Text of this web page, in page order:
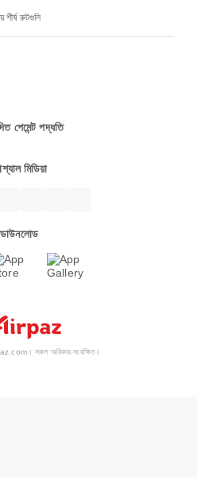
শীর্ষ রুটগুলি
পেমেন্ট পদ্ধতি
মিডিয়া
ডাউনলোড
সকল অধিকার সংরক্ষিত।